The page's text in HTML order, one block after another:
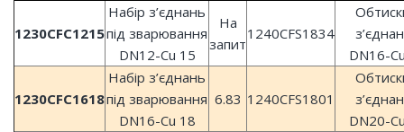
1230CFC1215
Набір з’єднань
під зварювання
DN12-Сu 15
На
запит
1240CFS1834
DN16-
1230CFC1618
Набір з’єднань
під зварювання
DN16-Сu 18
6.83 1240CFS1801
DN20-